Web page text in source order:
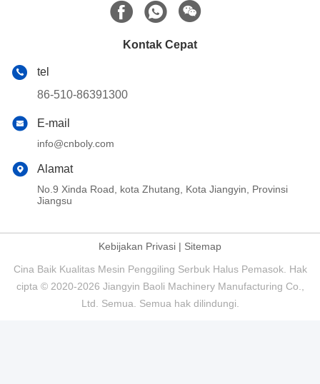
Kontak Cepat
tel
86-510-86391300
E-mail
info@cnboly.com
Alamat
No.9 Xinda Road, kota Zhutang, Kota Jiangyin, Provinsi
Jiangsu
Kebijakan Privasi | Sitemap
Cina Baik Kualitas Mesin Penggiling Serbuk Halus Pemasok. Hak
cipta © 2020-2026 Jiangyin Baoli Machinery Manufacturing Co.,
Ltd. Semua. Semua hak dilindungi.